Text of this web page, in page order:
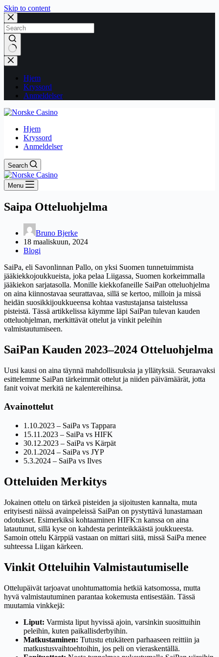
Skip to content
No
results
Hjem
Kryssord
Anmeldelser
Hjem
Kryssord
Anmeldelser
Search
Menu
Saipa Otteluohjelma
Bruno Bjerke
18 maaliskuun, 2024
Blogi
SaiPa, eli Savonlinnan Pallo, on yksi Suomen tunnetuimmista
jääkiekkojoukkueista, joka pelaa Liigassa, Suomen korkeimmalla
jääkiekon sarjatasolla. Monille kiekkofaneille SaiPan otteluohjelma
on aina kiinnostavaa seurattavaa, sillä se kertoo, milloin ja missä
heidän suosikkijoukkueensa kohtaa vastustajansa taistelussa
pisteistä. Tässä artikkelissa käymme läpi SaiPan tulevan kauden
otteluohjelman, merkittävät ottelut ja vinkit peleihin
valmistautumiseen.
SaiPan Kauden 2023–2024 Otteluohjelma
Uusi kausi on aina täynnä mahdollisuuksia ja yllätyksiä. Seuraavaksi
esittelemme SaiPan tärkeimmät ottelut ja niiden päivämäärät, jotta
fanit voivat merkitä ne kalentereihinsa.
Avainottelut
1.10.2023 – SaiPa vs Tappara
15.11.2023 – SaiPa vs HIFK
30.12.2023 – SaiPa vs Kärpät
20.1.2024 – SaiPa vs JYP
5.3.2024 – SaiPa vs Ilves
Otteluiden Merkitys
Jokainen ottelu on tärkeä pisteiden ja sijoitusten kannalta, muta
erityisesti näissä avainpeleissä SaiPan on pystyttävä lunastamaan
odotukset. Esimerkiksi kohtaaminen HIFK:n kanssa on aina
latautunut, sillä kyse on kahdesta perinteikkäästä joukkueesta.
Samoin ottelu Kärppiä vastaan on mittari siitä, missä SaiPa menee
suhteessa Liigan kärkeen.
Vinkit Otteluihin Valmistautumiselle
Ottelupäivät tarjoavat unohtumattomia hetkiä katsomossa, mutta
hyvä valmistautuminen parantaa kokemusta entisestään. Tässä
muutamia vinkkejä:
Liput: Varmista liput hyvissä ajoin, varsinkin suosittuihin
peleihin, kuten paikallisderbyihin.
Matkustaminen: Tutustu etukäteen parhaaseen reittiin ja
matkustusvaihtoehtoihin, jos peli on vieraskentällä.